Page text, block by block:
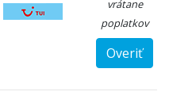
vrátane
poplatkov
Overiť